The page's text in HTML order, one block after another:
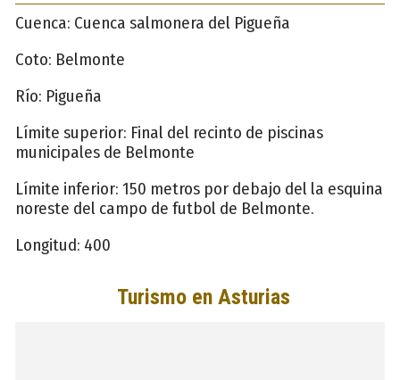
Cuenca: Cuenca salmonera del Pigueña
Coto: Belmonte
Río: Pigueña
Límite superior: Final del recinto de piscinas
municipales de Belmonte
Límite inferior: 150 metros por debajo del la esquina
noreste del campo de futbol de Belmonte.
Longitud: 400